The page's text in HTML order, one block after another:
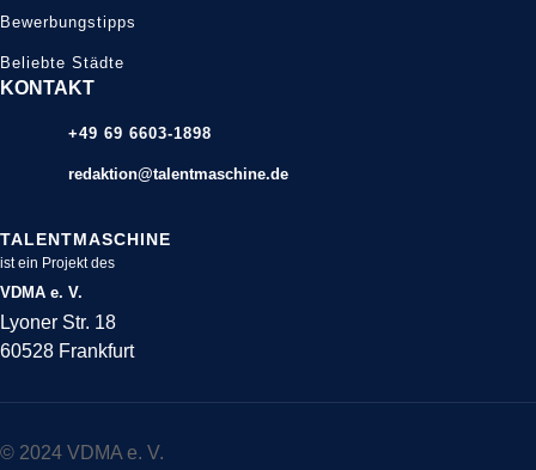
Bewerbungstipps
Beliebte Städte
KONTAKT
+49 69 6603-1898
redaktion@talentmaschine.de
TALENTMASCHINE
ist ein Projekt des
VDMA e. V.
Lyoner Str. 18
60528 Frankfurt
© 2024 VDMA e. V.